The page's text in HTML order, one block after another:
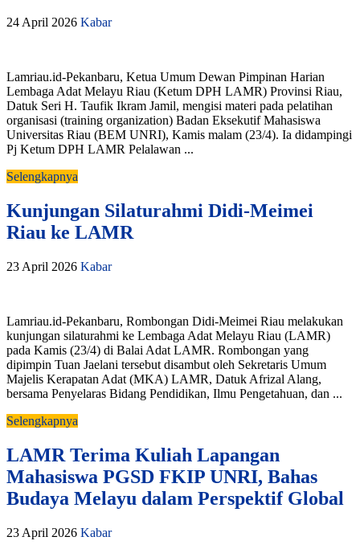
24 April 2026 Kabar
Lamriau.id-Pekanbaru, Ketua Umum Dewan Pimpinan Harian
Lembaga Adat Melayu Riau (Ketum DPH LAMR) Provinsi Riau,
Datuk Seri H. Taufik Ikram Jamil, mengisi materi pada pelatihan
organisasi (training organization) Badan Eksekutif Mahasiswa
Universitas Riau (BEM UNRI), Kamis malam (23/4). Ia didampingi
Pj Ketum DPH LAMR Pelalawan ...
Selengkapnya
Kunjungan Silaturahmi Didi-Meimei
Riau ke LAMR
23 April 2026 Kabar
Lamriau.id-Pekanbaru, Rombongan Didi-Meimei Riau melakukan
kunjungan silaturahmi ke Lembaga Adat Melayu Riau (LAMR)
pada Kamis (23/4) di Balai Adat LAMR. Rombongan yang
dipimpin Tuan Jaelani tersebut disambut oleh Sekretaris Umum
Majelis Kerapatan Adat (MKA) LAMR, Datuk Afrizal Alang,
bersama Penyelaras Bidang Pendidikan, Ilmu Pengetahuan, dan ...
Selengkapnya
LAMR Terima Kuliah Lapangan
Mahasiswa PGSD FKIP UNRI, Bahas
Budaya Melayu dalam Perspektif Global
23 April 2026 Kabar